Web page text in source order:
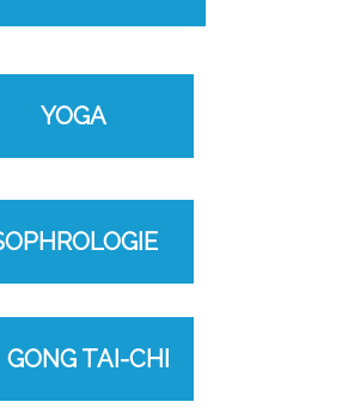
YOGA
GONG TAI-CHI